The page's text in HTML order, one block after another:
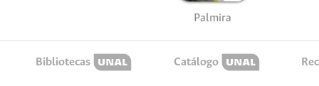
Palmira
Bibliotecas Catálogo